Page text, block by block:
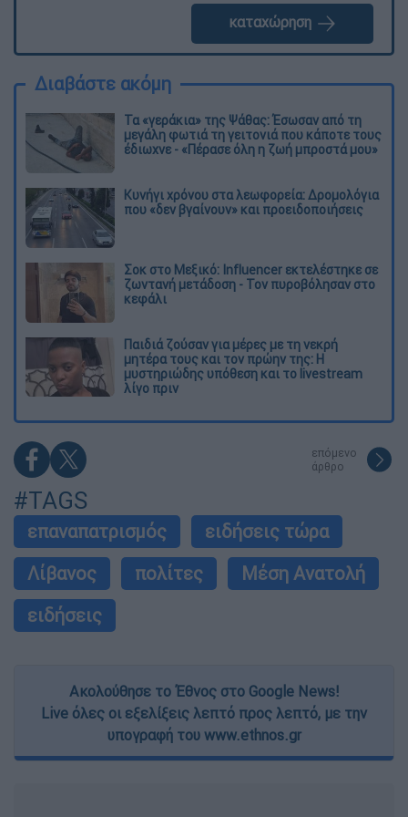
καταχώρηση
Διαβάστε ακόμη
Τα «γεράκια» της Ψάθας: Έσωσαν από τη
μεγάλη φωτιά τη γειτονιά που κάποτε τους
έδιωχνε - «Πέρασε όλη η ζωή μπροστά μου»
Κυνήγι χρόνου στα λεωφορεία: Δρομολόγια
που «δεν βγαίνουν» και προειδοποιήσεις
Σοκ στο Μεξικό: Influencer εκτελέστηκε σε
ζωντανή μετάδοση - Τον πυροβόλησαν στο
κεφάλι
Παιδιά ζούσαν για μέρες με τη νεκρή
μητέρα τους και τον πρώην της: Η
μυστηριώδης υπόθεση και το livestream
λίγο πριν
επόμενο
άρθρο
#TAGS
επαναπατρισμός
ειδήσεις τώρα
Λίβανος
πολίτες
Μέση Ανατολή
ειδήσεις
Ακολούθησε το Έθνος στο Google News!
Live όλες οι εξελίξεις λεπτό προς λεπτό, με την
υπογραφή του www.ethnos.gr